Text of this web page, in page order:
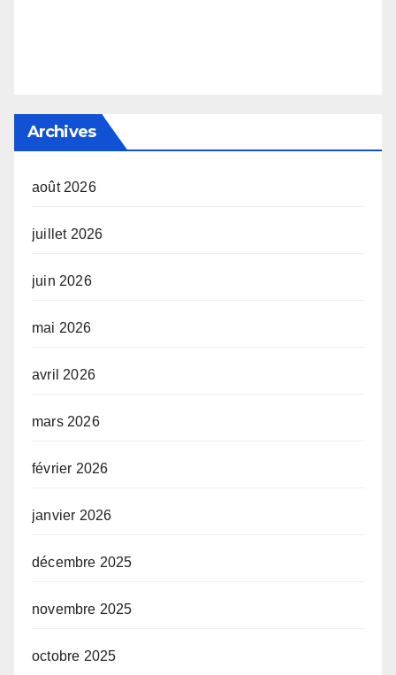
Archives
août 2026
juillet 2026
juin 2026
mai 2026
avril 2026
mars 2026
février 2026
janvier 2026
décembre 2025
novembre 2025
octobre 2025